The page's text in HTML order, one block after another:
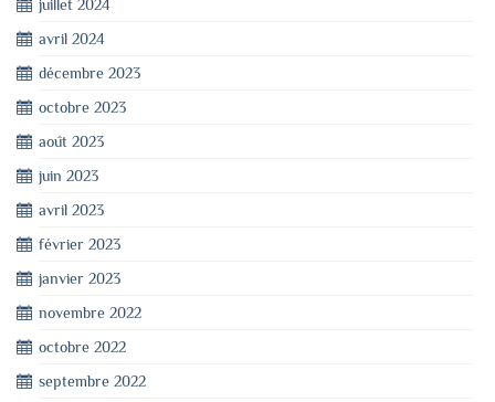
juillet 2024
avril 2024
décembre 2023
octobre 2023
août 2023
juin 2023
avril 2023
février 2023
janvier 2023
novembre 2022
octobre 2022
septembre 2022